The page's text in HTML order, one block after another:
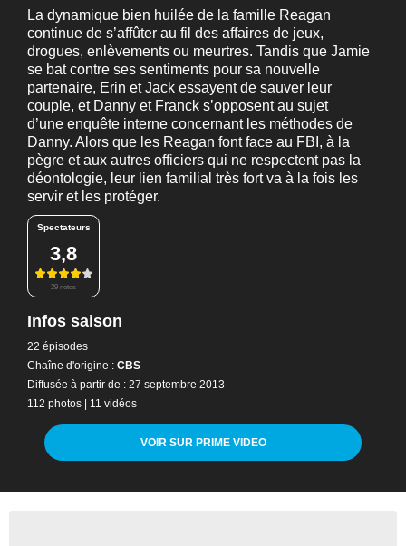
La dynamique bien huilée de la famille Reagan
continue de s’affûter au fil des affaires de jeux,
drogues, enlèvements ou meurtres. Tandis que Jamie
se bat contre ses sentiments pour sa nouvelle
partenaire, Erin et Jack essayent de sauver leur
couple, et Danny et Franck s’opposent au sujet
d’une enquête interne concernant les méthodes de
Danny. Alors que les Reagan font face au FBI, à la
pègre et aux autres officiers qui ne respectent pas la
déontologie, leur lien familial très fort va à la fois les
servir et les protéger.
Spectateurs
3,8
29 notes
Infos saison
22 épisodes
Chaîne d'origine : CBS
Diffusée à partir de : 27 septembre 2013
112 photos | 11 vidéos
VOIR SUR PRIME VIDEO